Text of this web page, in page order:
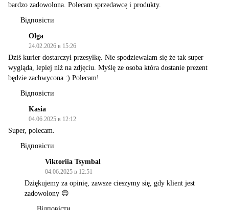
bardzo zadowolona. Polecam sprzedawcę i produkty.
Відповісти
Olga
24.02.2026 в 15:26
Dziś kurier dostarczył przesyłkę. Nie spodziewałam się że tak super
wygląda, lepiej niż na zdjęciu. Myślę ze osoba która dostanie prezent
będzie zachwycona :) Polecam!
Відповісти
Kasia
04.06.2025 в 12:12
Super, polecam.
Відповісти
Viktoriia Tsymbal
04.06.2025 в 12:51
Dziękujemy za opinię, zawsze cieszymy się, gdy klient jest
zadowolony 😊